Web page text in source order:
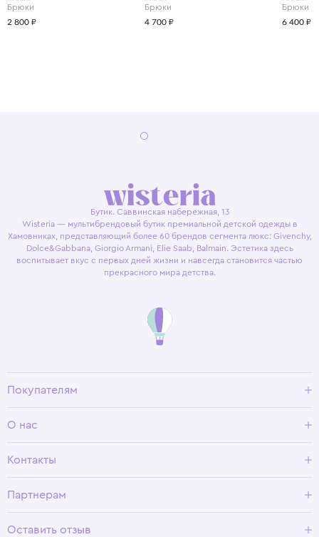
Брюки
2 800 ₽
Брюки
4 700 ₽
Брюки
6 400 ₽
Бутик. Саввинская набережная, 13
Wisteria — мультибрендовый бутик премиальной детской одежды в
Хамовниках, представляющий более 60 брендов сегмента люкс: Givenchy,
Dolce&Gabbana, Giorgio Armani, Elie Saab, Balmain. Эстетика здесь
воспитывает вкус с первых дней жизни и навсегда становится частью
прекрасного мира детства.
Покупателям
Условия возврата
О нас
Программа лояльности
Контакты
Партнерам
Оставить отзыв